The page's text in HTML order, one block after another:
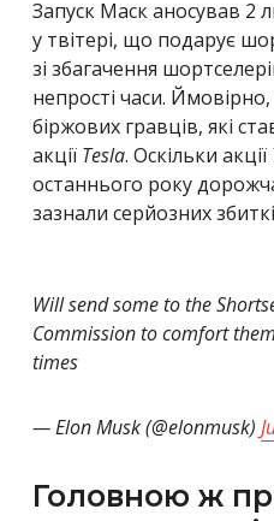
Запуск Маск аносував 2
у твітері, що подарує
зі збагачення
непрості часи.
біржових гравців, які
акції Tesla. Оскільки акції
останнього року
зазнали серйозних
Will send some to the
Commission to comfort
times
— Elon Musk (@elonmusk)
Головною ж